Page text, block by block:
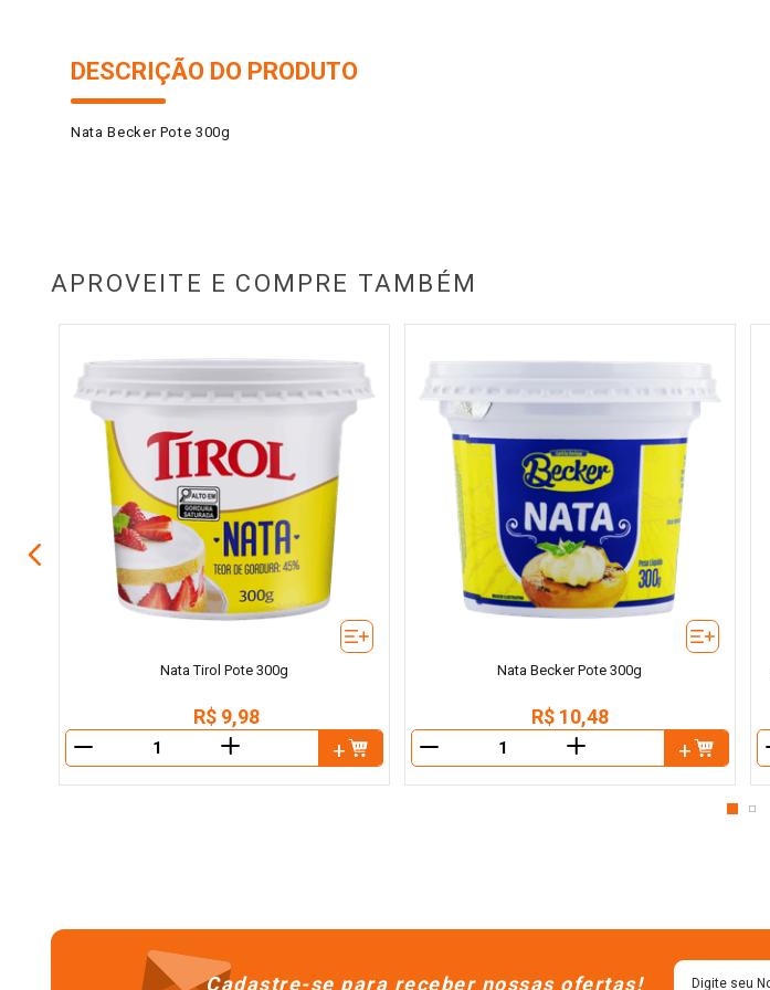
DESCRIÇÃO DO PRODUTO
Nata Becker Pote 300g
APROVEITE E COMPRE TAMBÉM
Nata Tirol Pote 300g
R$ 9,98
＋
Nata Becker Pote 300g
R$ 10,48
＋
Cadastre-se para receber nossas ofertas!